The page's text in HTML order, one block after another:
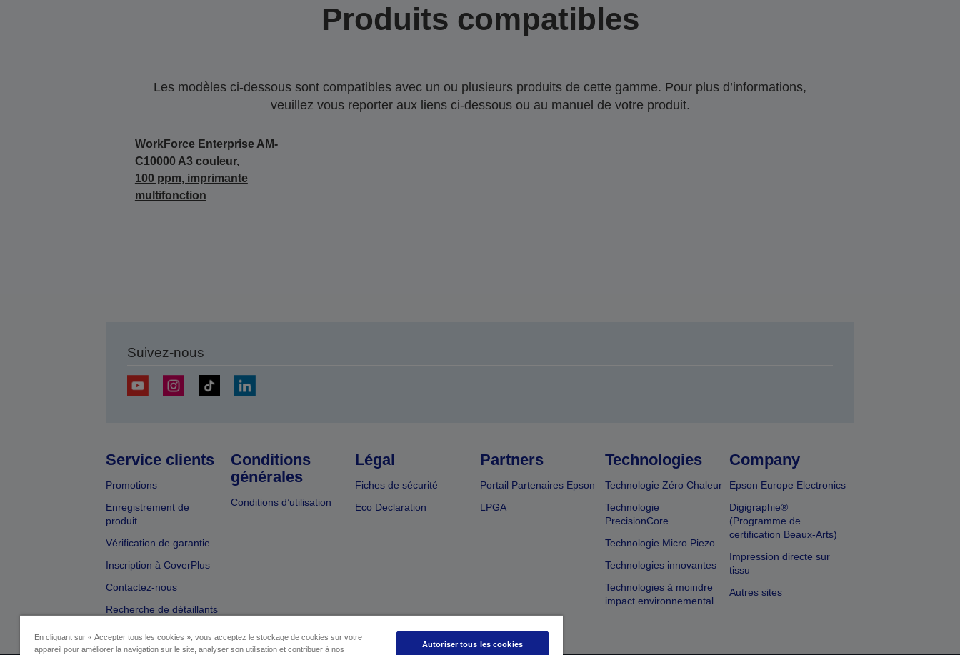
Produits compatibles
Les modèles ci-dessous sont compatibles avec un ou plusieurs produits de cette gamme. Pour plus d’informations,
veuillez vous reporter aux liens ci-dessous ou au manuel de votre produit.
WorkForce Enterprise AM-
C10000 A3 couleur,
100 ppm, imprimante
multifonction
Suivez-nous
Service clients
Promotions
Enregistrement de
produit
Vérification de garantie
Inscription à CoverPlus
Contactez-nous
Recherche de détaillants
Conditions
générales
Conditions d’utilisation
Légal
Fiches de sécurité
Eco Declaration
Partners
Portail Partenaires Epson
LPGA
Technologies
Technologie Zéro Chaleur
Technologie
PrecisionCore
Technologie Micro Piezo
Technologies innovantes
Technologies à moindre
impact environnemental
Company
Epson Europe Electronics
Digigraphie®
(Programme de
certification Beaux-Arts)
Impression directe sur
tissu
Autres sites
En cliquant sur « Accepter tous les cookies », vous acceptez le stockage de cookies sur votre
appareil pour améliorer la navigation sur le site, analyser son utilisation et contribuer à nos
Autoriser tous les cookies